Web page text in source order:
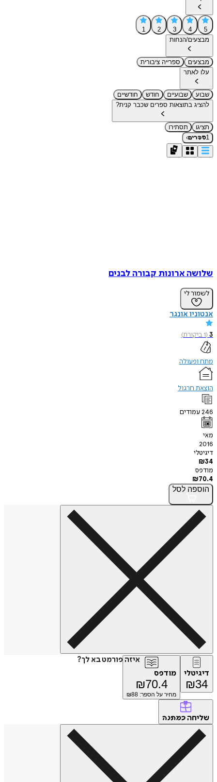
5
4
3
2
1
מבצעים/הנחות
מבצעים
ספרייה ציבורית
עלו לאתר
שבוע שבועיים חודש
חודשיים
להציג בתוצאות ספרים שכבר קנית?
תציגו
תסתירו
1ספרים›
שלושה ארונות קבורה לבנים
לשמור לי
אנטוניו אונגר
3
(
1ביקורת)
מתח ופעולה
הוצאת חרגול
246עמודים
מאי
2016
דיגיטלי
₪34
מודפס
₪70.4
הוספה לסל
איזה פורמט בא לך?
דיגיטלי
₪34
מודפס
₪70.4
מחיר על הספר: ₪ 88
שליחה כמתנה